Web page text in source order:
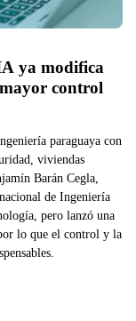
ya modifica
control
paraguaya con
viviendas
Barán Cegla,
de Ingeniería
pero lanzó una
lo que el control y la